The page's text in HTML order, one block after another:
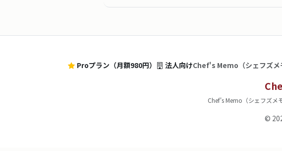
Proプラン（月額980円） 法人向けChef's Memo（シェフズメ
Chef's Memo（シェフズメ
©